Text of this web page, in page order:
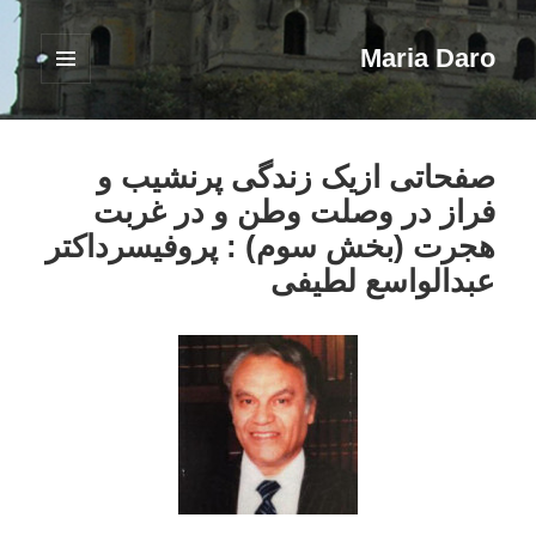
Maria Daro
فهرست
ابزارک‌ها
صفحاتی ازیک زندگی پرنشیب و
فراز در وصلت وطن و در غربت
هجرت (بخش سوم) : پروفیسرداکتر
عبدالواسع لطیفی